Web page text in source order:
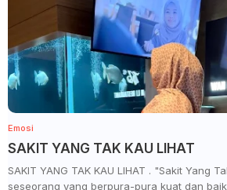
Emosi
SAKIT YANG TAK KAU LIHAT
SAKIT YANG TAK KAU LIHAT . "Sakit Yang
seseorang yang berpura-pura kuat dan